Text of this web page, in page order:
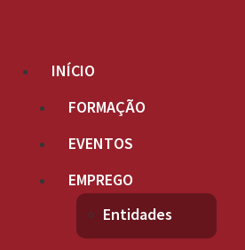
INÍCIO
FORMAÇÃO
EVENTOS
EMPREGO
Entidades